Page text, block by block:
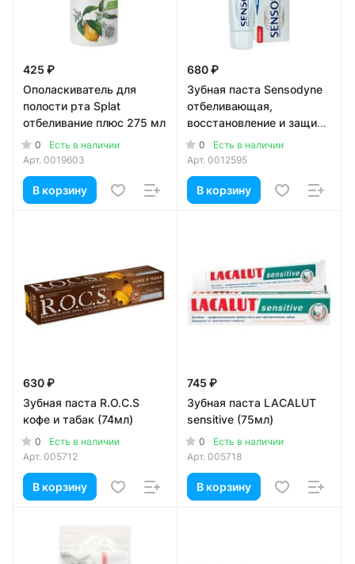
425 ₽
Ополаскиватель для
полости рта Splat
отбеливание плюс 275 мл
0
Есть в наличии
Арт. 0019603
В корзину
680 ₽
Зубная паста Sensodyne
отбеливающая,
восстановление и защита
75мл (1шт)
0
Есть в наличии
Арт. 0012595
В корзину
630 ₽
Зубная паста R.O.C.S
кофе и табак (74мл)
0
Есть в наличии
Арт. 005712
В корзину
745 ₽
Зубная паста LACALUT
sensitive (75мл)
0
Есть в наличии
Арт. 005718
В корзину